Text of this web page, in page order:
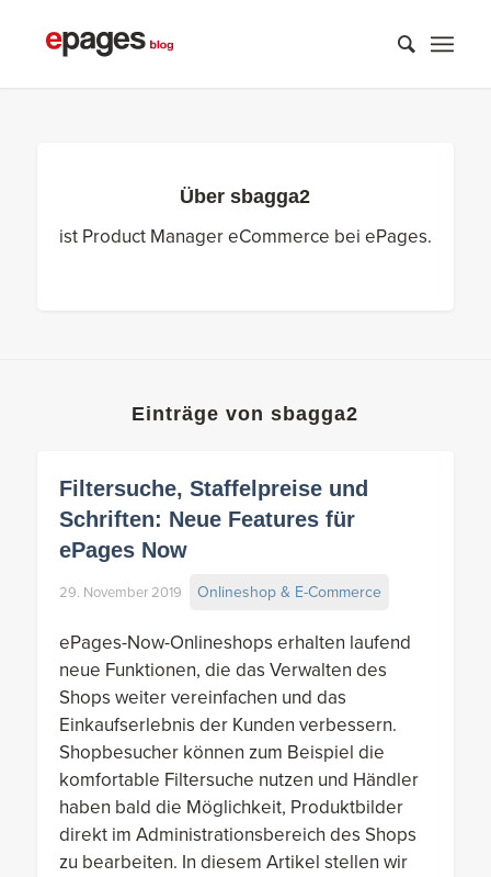
Übersbagga2
ist Product Manager eCommerce bei ePages.
Einträge von sbagga2
Filtersuche, Staffelpreise und
Schriften: Neue Features für
ePages Now
29. November 2019 Onlineshop & E-Commerce
ePages-Now-Onlineshops erhalten laufend
neue Funktionen, die das Verwalten des
Shops weiter vereinfachen und das
Einkaufserlebnis der Kunden verbessern.
Shopbesucher können zum Beispiel die
komfortable Filtersuche nutzen und Händler
haben bald die Möglichkeit, Produktbilder
direkt im Administrationsbereich des Shops
zu bearbeiten. In diesem Artikel stellen wir